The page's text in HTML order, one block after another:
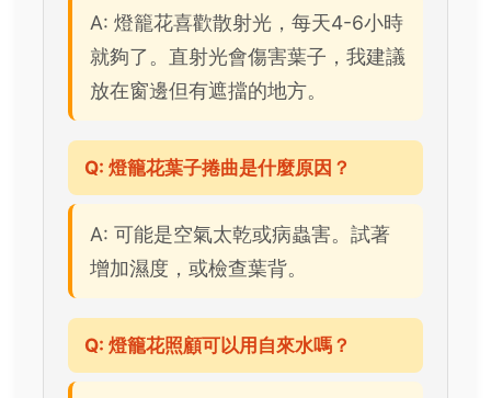
A: 燈籠花喜歡散射光，每天4-6小時
就夠了。直射光會傷害葉子，我建議
放在窗邊但有遮擋的地方。
Q: 燈籠花葉子捲曲是什麼原因？
A: 可能是空氣太乾或病蟲害。試著
增加濕度，或檢查葉背。
Q: 燈籠花照顧可以用自來水嗎？